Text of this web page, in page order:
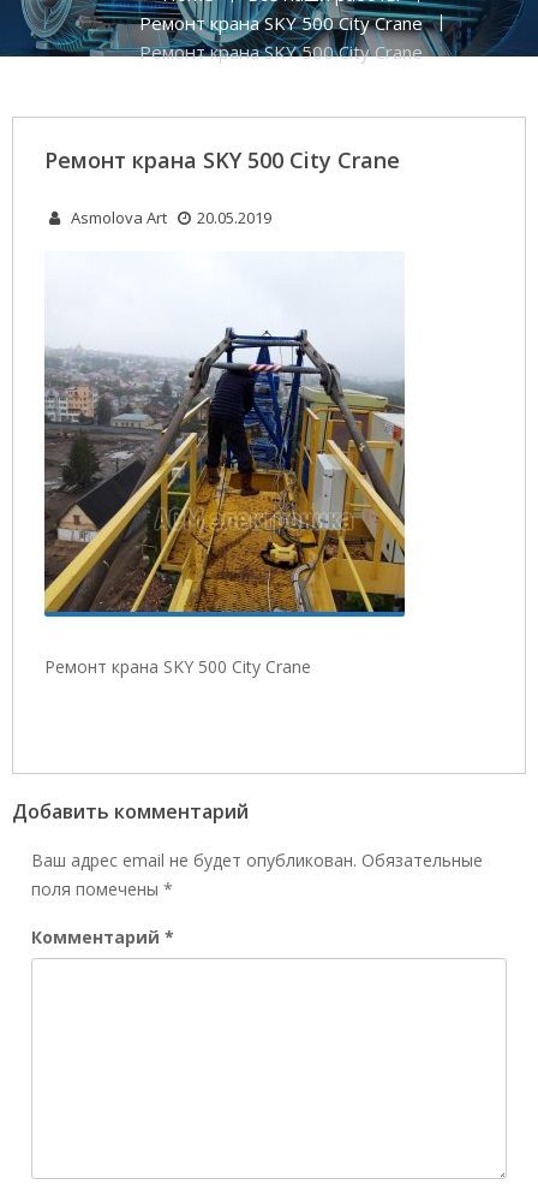
Ремонт крана SKY 500 City Crane
Ремонт крана SKY 500 City Crane
Ремонт крана SKY 500 City Crane
Asmolova Art 20.05.2019
Ремонт крана SKY 500 City Crane
Добавить комментарий
Ваш адрес email не будет опубликован. Обязательные
поля помечены *
Комментарий *